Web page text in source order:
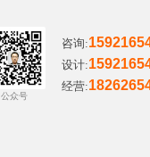
公众号
咨询:
设计:
经营: